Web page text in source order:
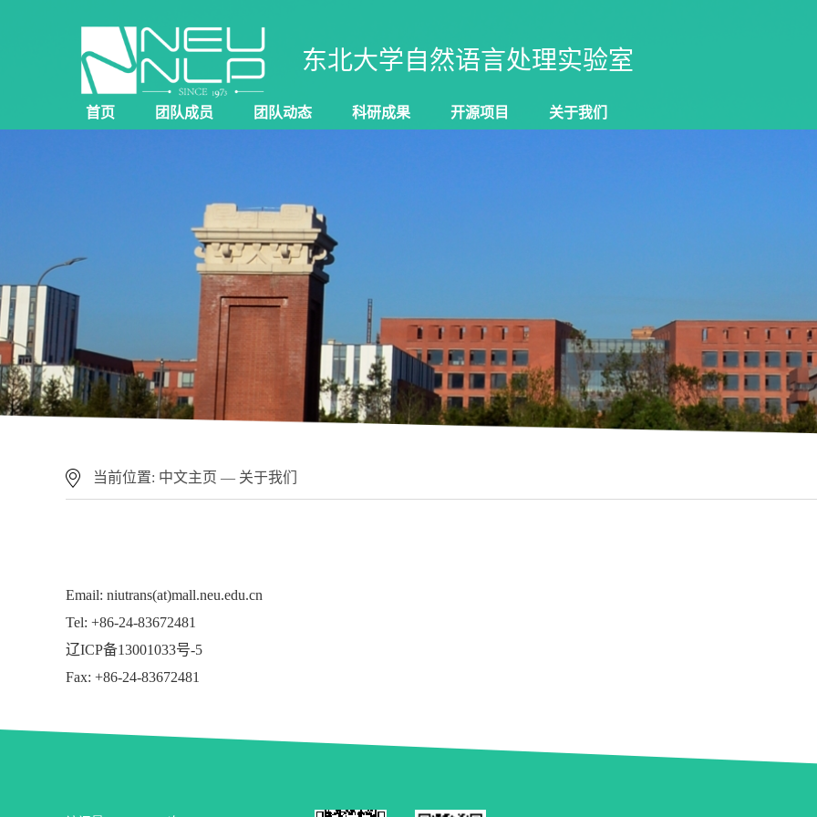
东北大学自然语言处理实验室
首页 团队成员 团队动态 科研成果 开源项目 关于我们
当前位置: 中文主页 — 关于我们
Email: niutrans(at)mall.neu.edu.cn
Tel: +86-24-83672481
辽ICP备13001033号-5
Fax: +86-24-83672481